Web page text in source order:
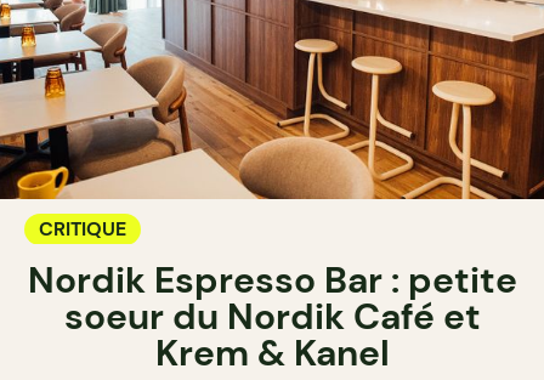
CRITIQUE
Nordik Espresso Bar : petite
soeur du Nordik Café et
Krem & Kanel